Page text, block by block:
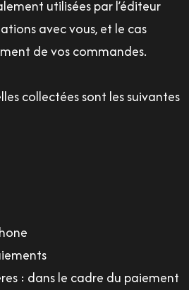
utilisées par l’éditeur
avec vous, et le cas
de vos commandes.
collectées sont les suivantes
: dans le cadre du paiement